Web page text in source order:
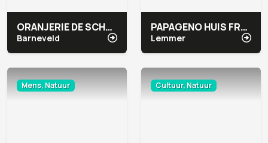
ORANJERIE DE SCHAFFELAAR
Barneveld
PAPAGENO HUIS FRYSLÂN
Lemmer
Mens, Natuur Cultuur, Natuur